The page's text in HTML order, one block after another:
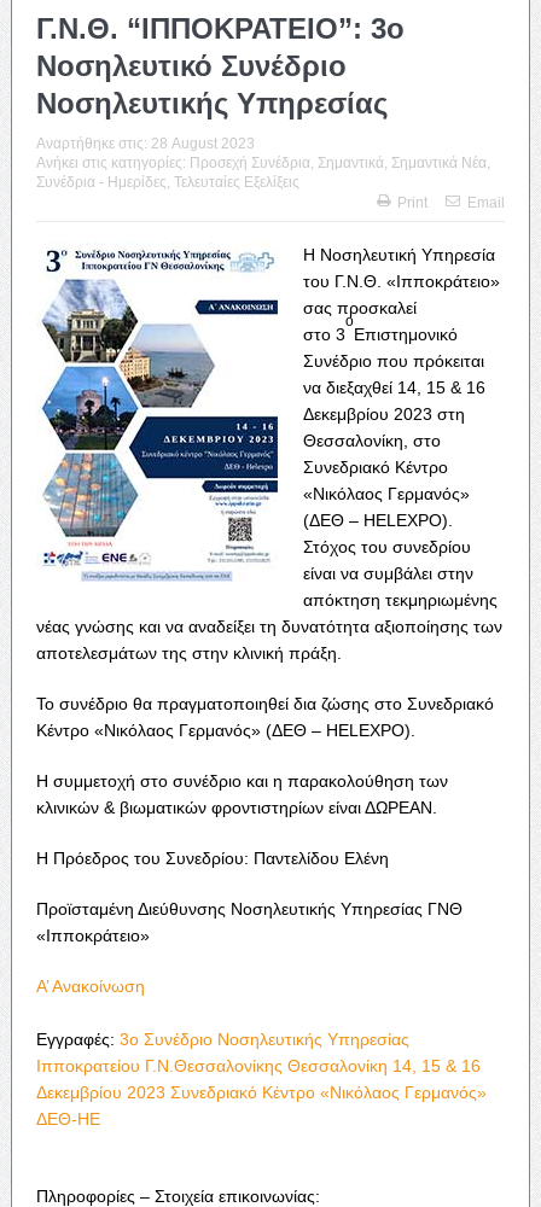
Γ.Ν.Θ. “ΙΠΠΟΚΡΑΤΕΙΟ”: 3ο
Νοσηλευτικό Συνέδριο
Νοσηλευτικής Υπηρεσίας
Αναρτήθηκε στις: 28 August 2023
Ανήκει στις κατηγορίες: Προσεχή Συνέδρια Σημαντικά Σημαντικά Νέα
Συνέδρια - Ημερίδες Τελευταίες Εξελίξεις
Print
Email
Η Νοσηλευτική Υπηρεσία
του Γ.Ν.Θ. «Ιπποκράτειο»
σας προσκαλεί
στο 3
ο
Επιστημονικό
Συνέδριο που πρόκειται
να διεξαχθεί 14, 15 & 16
Δεκεμβρίου 2023 στη
Θεσσαλονίκη, στο
Συνεδριακό Κέντρο
«Νικόλαος Γερμανός»
(ΔΕΘ – HELEXPO).
Στόχος του συνεδρίου
είναι να συμβάλει στην
απόκτηση τεκμηριωμένης
νέας γνώσης και να αναδείξει τη δυνατότητα αξιοποίησης των
αποτελεσμάτων της στην κλινική πράξη.
Το συνέδριο θα πραγματοποιηθεί δια ζώσης στο Συνεδριακό
Κέντρο «Νικόλαος Γερμανός» (ΔΕΘ – HELEXPO).
Η συμμετοχή στο συνέδριο και η παρακολούθηση των
κλινικών & βιωματικών φροντιστηρίων είναι ΔΩΡΕΑΝ.
Η Πρόεδρος του Συνεδρίου: Παντελίδου Ελένη
Προϊσταμένη Διεύθυνσης Νοσηλευτικής Υπηρεσίας ΓΝΘ
«Ιπποκράτειο»
Α’ Ανακοίνωση
Εγγραφές: 3ο Συνέδριο Νοσηλευτικής Υπηρεσίας
Ιπποκρατείου Γ.Ν.Θεσσαλονίκης Θεσσαλονίκη 14, 15 & 16
Δεκεμβρίου 2023 Συνεδριακό Κέντρο «Νικόλαος Γερμανός»
ΔΕΘ-HE
Πληροφορίες – Στοιχεία επικοινωνίας: